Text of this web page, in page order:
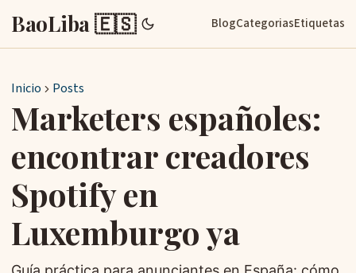
BaoLiba 🇪🇸 BlogCategoriasEtiquetas
Inicio Posts
Marketers españoles:
encontrar creadores
Spotify en
Luxemburgo ya